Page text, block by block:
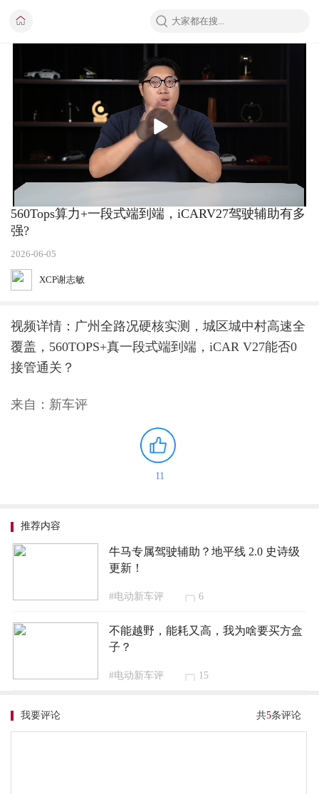
放
560Tops算力+一段式端到端，iCARV27驾驶辅助有多
强?
2026-06-05
XCP谢志敏
视频详情：广州全路况硬核实测，城区城中村高速全
覆盖，560TOPS+真一段式端到端，iCAR V27能否0
接管通关？
来自：新车评
11
推荐内容
牛马专属驾驶辅助？地平线 2.0 史诗级
更新！
#电动新车评 6
不能越野，能耗又高，我为啥要买方盒
子？
#电动新车评 15
共5条评论
我要评论